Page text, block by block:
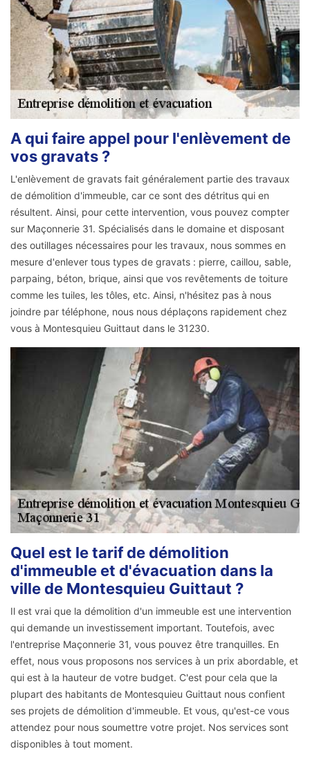
A qui faire appel pour l'enlèvement de
vos gravats ?
L'enlèvement de gravats fait généralement partie des travaux
de démolition d'immeuble, car ce sont des détritus qui en
résultent. Ainsi, pour cette intervention, vous pouvez compter
sur Maçonnerie 31. Spécialisés dans le domaine et disposant
des outillages nécessaires pour les travaux, nous sommes en
mesure d'enlever tous types de gravats : pierre, caillou, sable,
parpaing, béton, brique, ainsi que vos revêtements de toiture
comme les tuiles, les tôles, etc. Ainsi, n'hésitez pas à nous
joindre par téléphone, nous nous déplaçons rapidement chez
vous à Montesquieu Guittaut dans le 31230.
Quel est le tarif de démolition
d'immeuble et d'évacuation dans la
ville de Montesquieu Guittaut ?
Il est vrai que la démolition d'un immeuble est une intervention
qui demande un investissement important. Toutefois, avec
l'entreprise Maçonnerie 31, vous pouvez être tranquilles. En
effet, nous vous proposons nos services à un prix abordable, et
qui est à la hauteur de votre budget. C'est pour cela que la
plupart des habitants de Montesquieu Guittaut nous confient
ses projets de démolition d'immeuble. Et vous, qu'est-ce vous
attendez pour nous soumettre votre projet. Nos services sont
disponibles à tout moment.